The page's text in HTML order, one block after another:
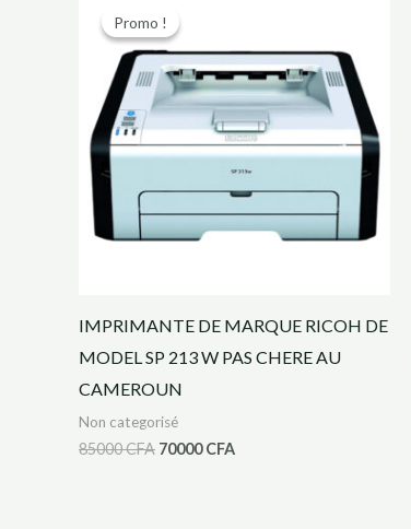
Promo !
Promo !
IMPRIMANTE DE MARQUE RICOH DE
MODEL SP 213 W PAS CHERE AU
CAMEROUN
Non categorisé
85000CFA
initial
était :
85000 CFA.
70000CFA
est :
70000 CFA.